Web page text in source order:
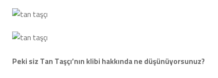
Peki siz Tan Taşçı’nın klibi hakkında ne düşünüyorsunuz?